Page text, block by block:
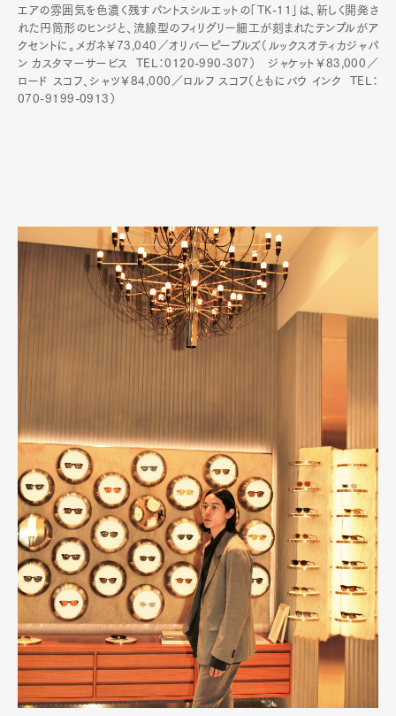
エアの雰囲気を色濃く残すパントスシルエットの「TK-11」は、新しく開発さ
れた円筒形のヒンジと、流線型のフィリグリー細工が刻まれたテンプルがア
クセントに。メガネ￥73,040／オリバーピープルズ（ルックスオティカジャパ
ン カスタマーサービス TEL：0120-990-307） ジャケット￥83,000／
ロード スコフ、シャツ￥84,000／ロルフ スコフ（ともにバウ インク TEL：
070-9199-0913）